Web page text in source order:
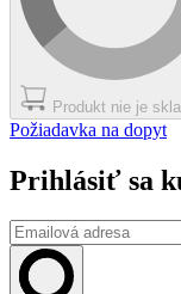
Produkt nie je
Požiadavka na dopyt
Prihlásiť sa